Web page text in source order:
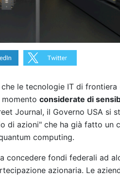
le tecnologie IT di
considerate di
Journal, il Governo USA si
di azioni" che ha già fatto un
computing.
concedere fondi federali ad
azionaria. Le